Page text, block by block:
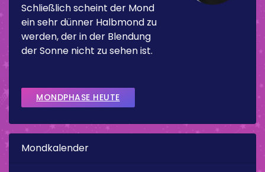
Schließlich scheint der Mond
ein sehr dünner Halbmond zu
werden, der in der Blendung
der Sonne nicht zu sehen ist.
MONDPHASE HEUTE
Mondkalender